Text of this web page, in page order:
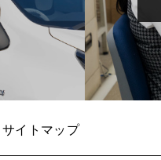
サイトマップ